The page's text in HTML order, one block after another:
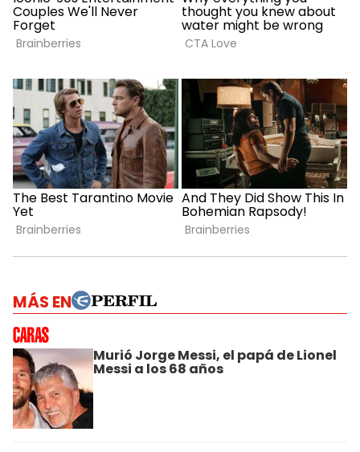
MÁS EN
Murió Jorge Messi, el papá de Lionel
Messi a los 68 años